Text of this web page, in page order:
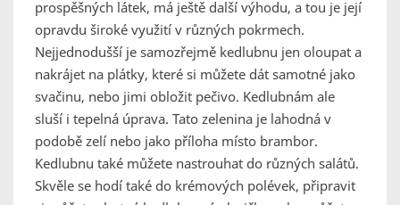
prospěšných látek, má ještě další výhodu, a tou je její
opravdu široké využití v různých pokrmech.
Nejjednodušší je samozřejmě kedlubnu jen oloupat a
nakrájet na plátky, které si můžete dát samotné jako
svačinu, nebo jimi obložit pečivo. Kedlubnám ale
sluší i tepelná úprava. Tato zelenina je lahodná v
podobě zelí nebo jako příloha místo brambor.
Kedlubnu také můžete nastrouhat do různých salátů.
Skvěle se hodí také do krémových polévek, připravit